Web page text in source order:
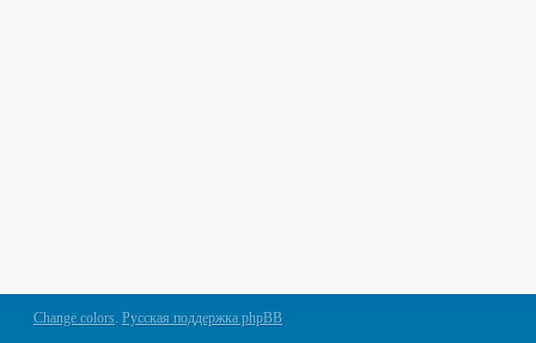
Change colors. Русская поддержка phpBB